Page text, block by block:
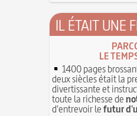
IL ÉTAIT UNE
LE
1400 pages
deux siècles était la
divertissante et
toute la richesse de
d'entrevoir lefutur